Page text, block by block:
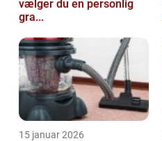
vælger du en personlig
gra...
15 januar 2026